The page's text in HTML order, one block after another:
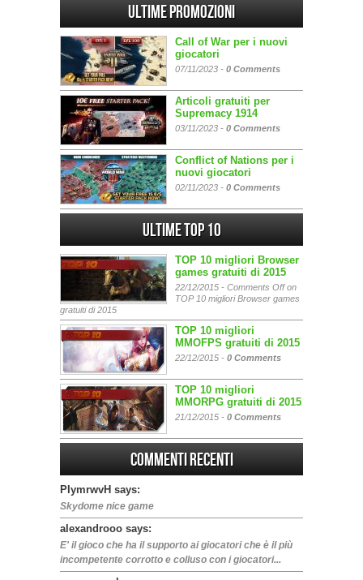
Ultime promozioni
Call of War per i nuovi
giocatori
07/11/2023 - 0 Comments
Articoli gratuiti per
Supremacy 1914
03/11/2023 - 0 Comments
Conflict of Nations per i
nuovi giocatori
02/11/2023 - 0 Comments
Ultime Top 10
TOP 10 migliori Browser
games gratuiti di 2015
22/12/2015 - Comments Offon
TOP 10 migliori Browser games
gratuiti di 2015
TOP 10 migliori
MMOFPS gratuiti di 2015
22/12/2015 - 0 Comments
TOP 10 migliori
MMORPG gratuiti di 2015
21/12/2015 - 0 Comments
Commenti Recenti
PIymrwvH says:
Skydome nice game
alexandrooo says:
E' il gioco che ha il supporto ai giocatori che è il più
incompetente corrotto e colluso con i giocatori...